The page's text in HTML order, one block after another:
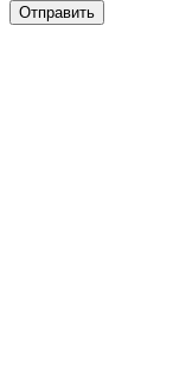
Отправить